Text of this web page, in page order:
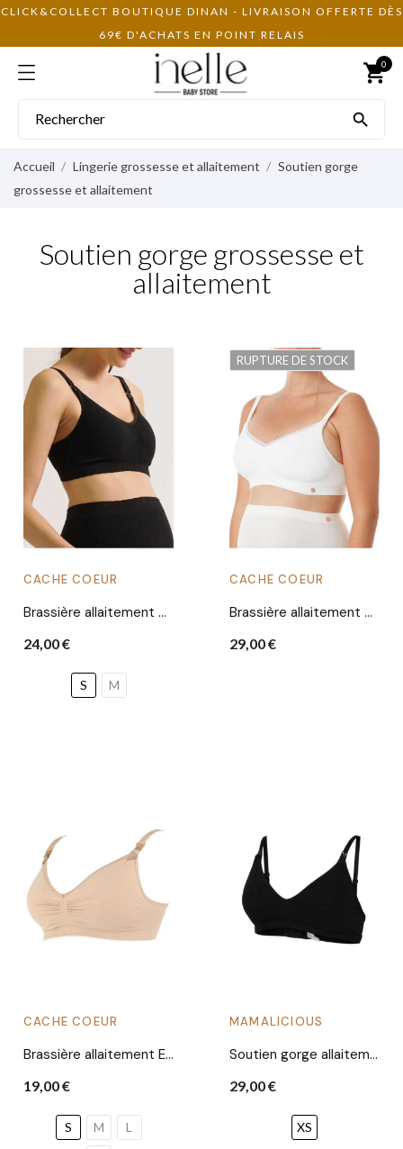
CLICK&COLLECT BOUTIQUE DINAN - LIVRAISON OFFERTE DÈS
69€ D'ACHATS EN POINT RELAIS
shopping_cart
0

Accueil Lingerie grossesse et allaitement
Soutien gorge
grossesse et allaitement
Soutien gorge grossesse et
allaitement
CACHE COEUR
Brassière allaitement Zoé | Noire
24,00 €
S M
CACHE COEUR
Brassière allaitement Organic | Naturel
29,00 €
RUPTURE DE STOCK
CACHE COEUR
Brassière allaitement Essentiel | Nude
19,00 €
S M
L
MAMALICIOUS
Soutien gorge allaitement Leyla | Noir
29,00 €
XS